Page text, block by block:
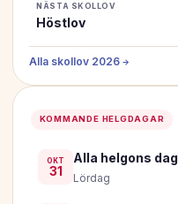
NÄSTA SKOLLOV
Höstlov
Alla skollov 2026 →
KOMMANDE HELGDAGAR
OKT
31
Alla helgons dag
Lördag